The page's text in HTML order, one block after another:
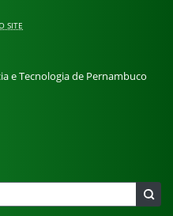
SITE
e Tecnologia de Pernambuco